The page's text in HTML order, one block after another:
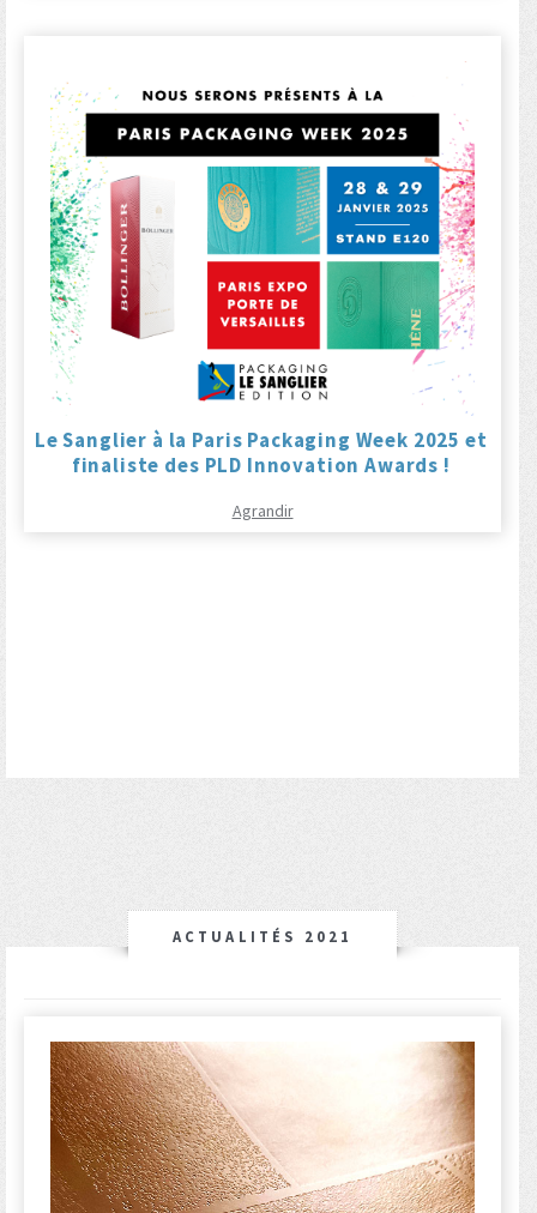
Le Sanglier à la Paris Packaging Week 2025 et
finaliste des PLD Innovation Awards !
Agrandir
ACTUALITÉS 2021